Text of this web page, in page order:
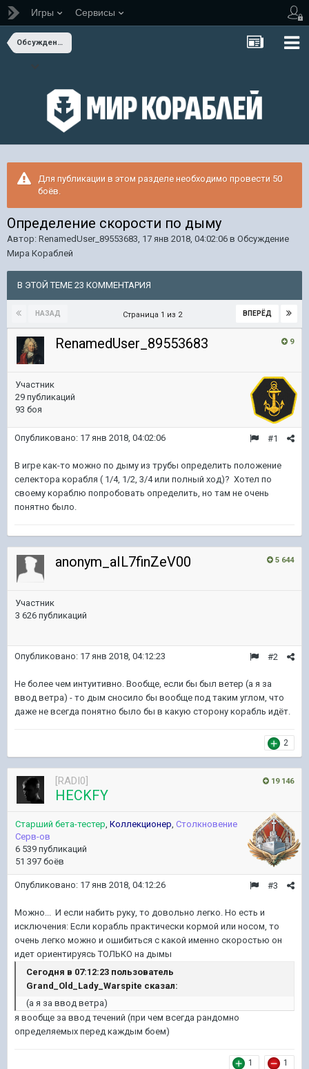
Игры Сервисы
Обсуждение Мира Кораблей
Для публикации в этом разделе необходимо провести 50
боёв.
Определение скорости по дыму
Автор: RenamedUser_89553683, 17 янв 2018, 04:02:06 в Обсуждение
Мира Кораблей
В ЭТОЙ ТЕМЕ 23 КОММЕНТАРИЯ
НАЗАД ВПЕРЁД
Страница 1 из 2
9
RenamedUser_89553683
Участник
29 публикаций
93 боя
#1
Опубликовано: 17 янв 2018, 04:02:06
В игре как-то можно по дыму из трубы определить положение
селектора корабля ( 1/4, 1/2, 3/4 или полный ход)? Хотел по
своему кораблю попробовать определить, но там не очень
понятно было.
5 644
anonym_aIL7finZeV00
Участник
3 626 публикаций
#2
Опубликовано: 17 янв 2018, 04:12:23
Не более чем интуитивно. Вообще, если бы был ветер (а я за
ввод ветра) - то дым сносило бы вообще под таким углом, что
даже не всегда понятно было бы в какую сторону корабль идёт.
2
19 146
[RADI0]
HECKFY
Старший бета-тестер, Коллекционер, Столкновение
Серв-ов
6 539 публикаций
51 397 боёв
#3
Опубликовано: 17 янв 2018, 04:12:26
Можно... И если набить руку, то довольно легко. Но есть и
исключения: Если корабль практически кормой или носом, то
очень легко можно и ошибиться с какой именно скоростью он
идет ориентируясь ТОЛЬКО на дымы
Сегодня в 07:12:23 пользователь
Grand_Old_Lady_Warspite сказал:
(а я за ввод ветра)
я вообще за ввод течений (при чем всегда рандомно
определяемых перед каждым боем)
1 1